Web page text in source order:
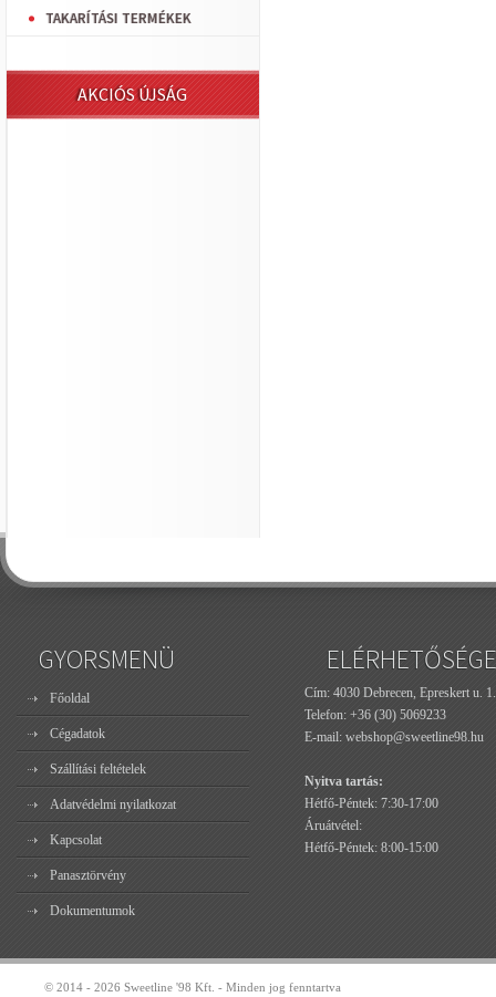
TAKARÍTÁSI TERMÉKEK
AKCIÓS ÚJSÁG
GYORSMENÜ
Főoldal
Cégadatok
Szállítási feltételek
Adatvédelmi nyilatkozat
Kapcsolat
Panasztörvény
Dokumentumok
Cím: 4030 Debrecen, Epreskert u. 1.
Telefon: +36 (30) 5069233
E-mail: webshop@sweetline98.hu
Nyitva tartás:
Hétfő-Péntek: 7:30-17:00
Áruátvétel:
Hétfő-Péntek: 8:00-15:00
© 2014 - 2026 Sweetline '98 Kft. - Minden jog fenntartva